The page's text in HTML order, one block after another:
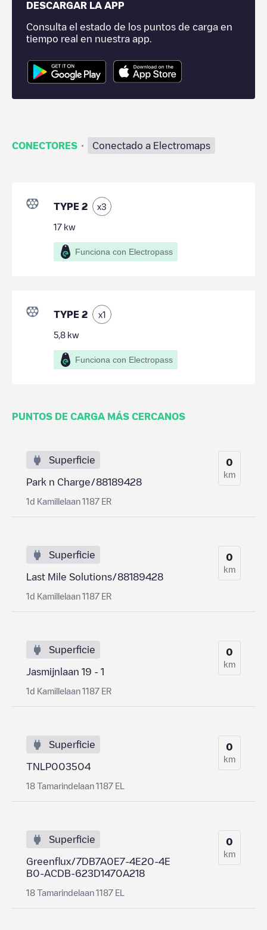
DESCARGAR LA APP
Consulta el estado de los puntos de carga en
tiempo real en nuestra app.
CONECTORES · Conectado a Electromaps
TYPE 2 x3
17 kw
Funciona con Electropass
TYPE 2 x1
5,8 kw
Funciona con Electropass
PUNTOS DE CARGA MÁS CERCANOS
Superficie
Park n Charge/88189428
1d Kamillelaan 1187 ER
0
km
Superficie
Last Mile Solutions/88189428
1d Kamillelaan 1187 ER
0
km
Superficie
Jasmijnlaan 19 - 1
1d Kamillelaan 1187 ER
0
km
Superficie
TNLP003504
18 Tamarindelaan 1187 EL
0
km
Superficie
Greenflux/7DB7A0E7-4E20-4E
B0-ACDB-623D1470A218
18 Tamarindelaan 1187 EL
0
km